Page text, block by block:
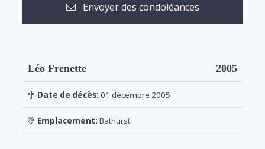
Envoyer des condoléances
Léo Frenette 2005
Date de décès: 01 décembre 2005
Emplacement: Bathurst